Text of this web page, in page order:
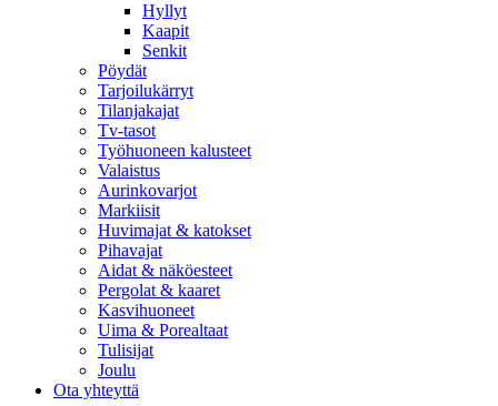
Hyllyt
Kaapit
Senkit
Pöydät
Tarjoilukärryt
Tilanjakajat
Tv-tasot
Työhuoneen kalusteet
Valaistus
Aurinkovarjot
Markiisit
Huvimajat & katokset
Pihavajat
Aidat & näköesteet
Pergolat & kaaret
Kasvihuoneet
Uima & Porealtaat
Tulisijat
Joulu
Ota yhteyttä